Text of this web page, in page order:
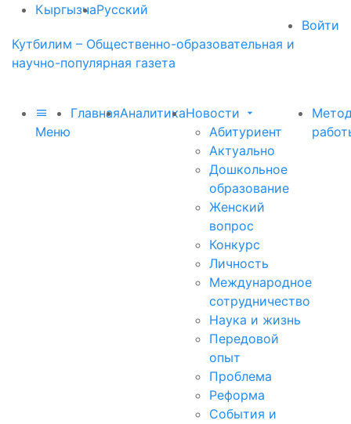
КыргызчаРусский
Войти
Кутбилим – Общественно-образовательная и
научно-популярная газета
Меню
ГлавнаяАналитикаНовости
Абитуриент
Актуально
Дошкольное
образование
Женский
вопрос
Конкурс
Личность
Международное
сотрудничество
Наука и жизнь
Передовой
опыт
Проблема
Реформа
События и